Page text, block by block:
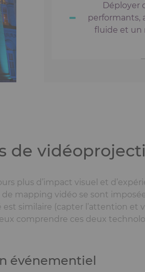
Déployer
performants,
fluide et un
de
plus d’impact visuel et
mapping vidéo se sont
similaire (capter l’attention et
comprendre ces deux
événementiel